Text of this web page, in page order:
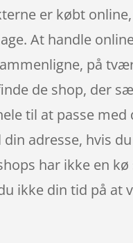
er købt
At handle
på
de shop, der
til at passe
adresse, hvis
har ikke en
ikke din tid på at